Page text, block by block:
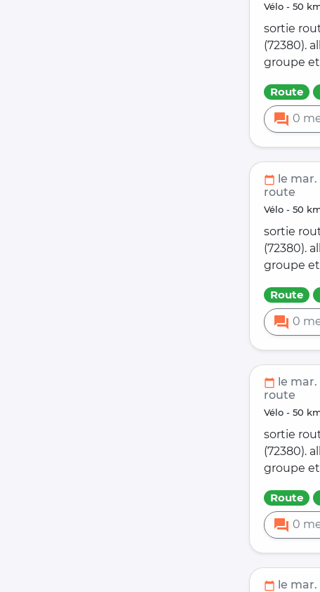
vélo - 50
sortie
(72380).
groupe
Route
forum 0
calendar_today le mar.
route
vélo - 50
sortie
(72380).
groupe
Route
forum 0
calendar_today le mar.
route
vélo - 50
sortie
(72380).
groupe
Route
forum 0
calendar_today le mar.